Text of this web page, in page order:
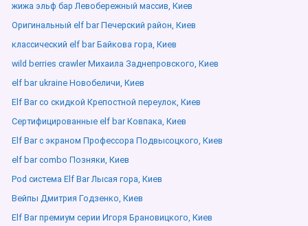
жижа эльф бар Левобережный массив, Киев
Оригинальный elf bar Печерский район, Киев
классический elf bar Байкова гора, Киев
wild berries crawler Михаила Заднепровского, Киев
elf bar ukraine Новобеличи, Киев
Elf Bar со скидкой Крепостной переулок, Киев
Сертифицированные elf bar Ковпака, Киев
Elf Bar с экраном Профессора Подвысоцкого, Киев
elf bar combo Позняки, Киев
Pod система Elf Bar Лысая гора, Киев
Вейпы Дмитрия Годзенко, Киев
Elf Bar премиум серии Игоря Брановицкого, Киев